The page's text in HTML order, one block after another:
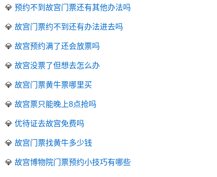
💎 预约不到故宫门票还有其他办法吗
💎 故宫门票约不到还有办法进去吗
💎 故宫预约满了还会放票吗
💎 故宫没票了但想去怎么办
💎 故宫门票黄牛票哪里买
💎 故宫票只能晚上8点抢吗
💎 优待证去故宫免费吗
💎 故宫门票找黄牛多少钱
💎 故宫博物院门票预约小技巧有哪些